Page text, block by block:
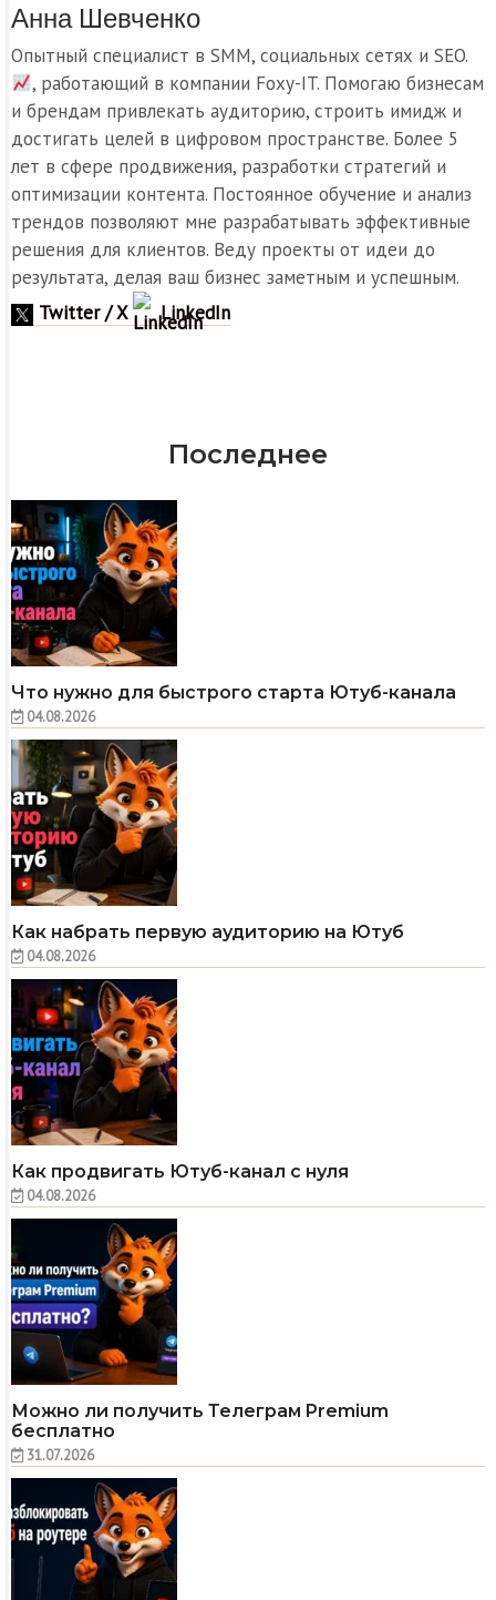
Анна Шевченко
Опытный специалист в SMM, социальных сетях и SEO.
, работающий в компании Foxy-IT. Помогаю бизнесам
и брендам привлекать аудиторию, строить имидж и
достигать целей в цифровом пространстве. Более 5
лет в сфере продвижения, разработки стратегий и
оптимизации контента. Постоянное обучение и анализ
трендов позволяют мне разрабатывать эффективные
решения для клиентов. Веду проекты от идеи до
результата, делая ваш бизнес заметным и успешным.
Twitter / X
LinkedIn
Последнее
Что нужно для быстрого старта Ютуб-канала
04.08.2026
Как набрать первую аудиторию на Ютуб
04.08.2026
Как продвигать Ютуб-канал с нуля
04.08.2026
Можно ли получить Телеграм Premium
бесплатно
31.07.2026